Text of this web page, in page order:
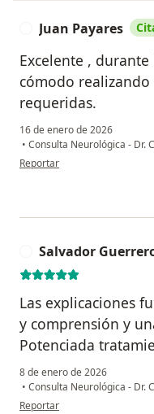
Juan Payares
Excelente ,
cómodo
requeridas.
16 de enero de 2026
• Consulta Neurológica - Dr.
en opinión del usuario Juan
Reportar
Salvador
Las explicaciones
y comprensión y
Potenciada
8 de enero de 2026
• Consulta Neurológica - Dr.
en opinión del usuario
Reportar